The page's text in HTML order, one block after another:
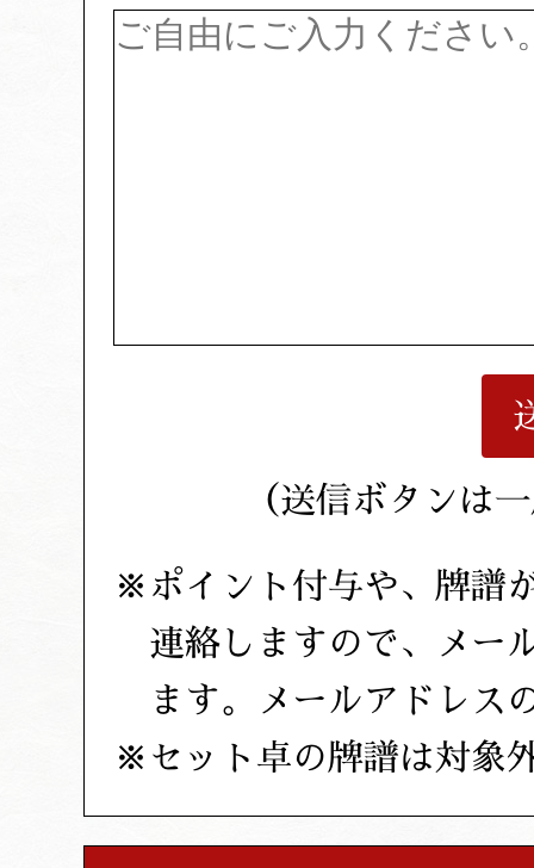
（送信ボタンは
ポイント付与や、牌譜
連絡しますので、メー
ます。メールアドレス
セット卓の牌譜は対象